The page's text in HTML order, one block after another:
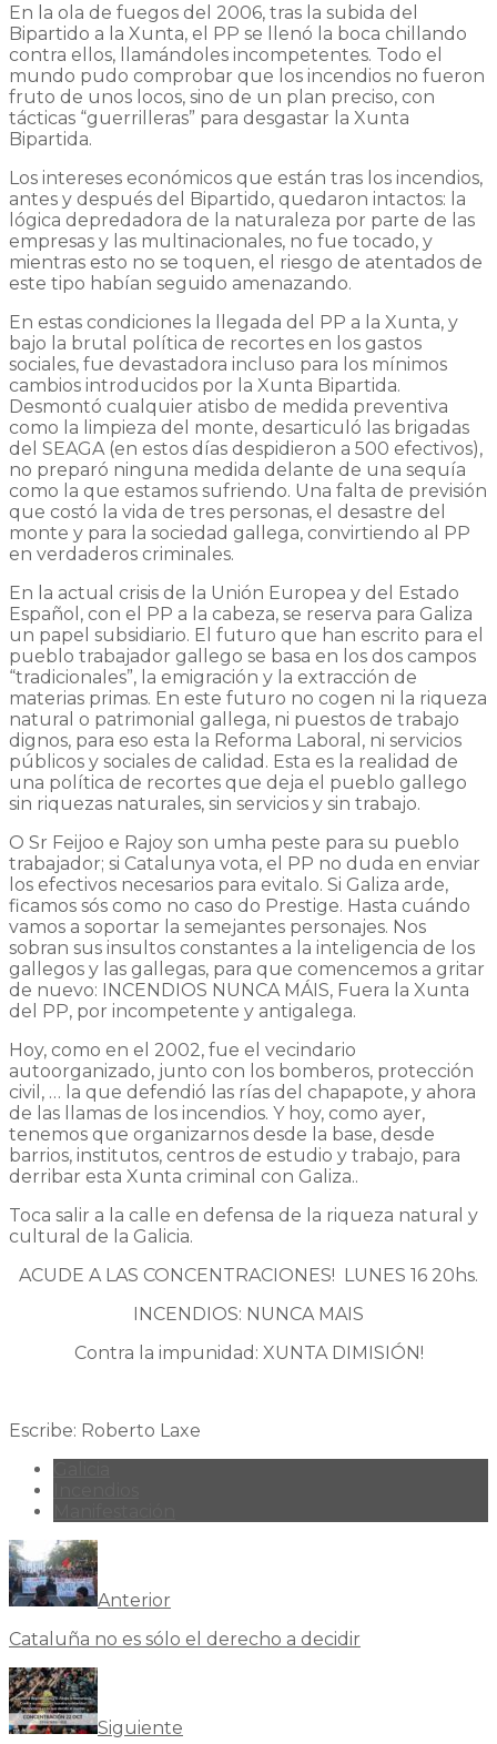
En la ola de fuegos del 2006, tras la subida del
Bipartido a la Xunta, el PP se llenó la boca chillando
contra ellos, llamándoles incompetentes. Todo el
mundo pudo comprobar que los incendios no fueron
fruto de unos locos, sino de un plan preciso, con
tácticas “guerrilleras” para desgastar la Xunta
Bipartida.
Los intereses económicos que están tras los incendios,
antes y después del Bipartido, quedaron intactos: la
lógica depredadora de la naturaleza por parte de las
empresas y las multinacionales, no fue tocado, y
mientras esto no se toquen, el riesgo de atentados de
este tipo habían seguido amenazando.
En estas condiciones la llegada del PP a la Xunta, y
bajo la brutal política de recortes en los gastos
sociales, fue devastadora incluso para los mínimos
cambios introducidos por la Xunta Bipartida.
Desmontó cualquier atisbo de medida preventiva
como la limpieza del monte, desarticuló las brigadas
del SEAGA (en estos días despidieron a 500 efectivos),
no preparó ninguna medida delante de una sequía
como la que estamos sufriendo. Una falta de previsión
que costó la vida de tres personas, el desastre del
monte y para la sociedad gallega, convirtiendo al PP
en verdaderos criminales.
En la actual crisis de la Unión Europea y del Estado
Español, con el PP a la cabeza, se reserva para Galiza
un papel subsidiario. El futuro que han escrito para el
pueblo trabajador gallego se basa en los dos campos
“tradicionales”, la emigración y la extracción de
materias primas. En este futuro no cogen ni la riqueza
natural o patrimonial gallega, ni puestos de trabajo
dignos, para eso esta la Reforma Laboral, ni servicios
públicos y sociales de calidad. Esta es la realidad de
una política de recortes que deja el pueblo gallego
sin riquezas naturales, sin servicios y sin trabajo.
O Sr Feijoo e Rajoy son umha peste para su pueblo
trabajador; si Catalunya vota, el PP no duda en enviar
los efectivos necesarios para evitalo. Si Galiza arde,
ficamos sós como no caso do Prestige. Hasta cuándo
vamos a soportar la semejantes personajes. Nos
sobran sus insultos constantes a la inteligencia de los
gallegos y las gallegas, para que comencemos a gritar
de nuevo: INCENDIOS NUNCA MÁIS, Fuera la Xunta
del PP, por incompetente y antigalega.
Hoy, como en el 2002, fue el vecindario
autoorganizado, junto con los bomberos, protección
civil, … la que defendió las rías del chapapote, y ahora
de las llamas de los incendios. Y hoy, como ayer,
tenemos que organizarnos desde la base, desde
barrios, institutos, centros de estudio y trabajo, para
derribar esta Xunta criminal con Galiza..
Toca salir a la calle en defensa de la riqueza natural y
cultural de la Galicia.
ACUDE A LAS CONCENTRACIONES! LUNES 16 20hs.
INCENDIOS: NUNCA MAIS
Contra la impunidad: XUNTA DIMISIÓN!
Escribe: Roberto Laxe
Anterior
Cataluña no es sólo el derecho a decidir
Siguiente